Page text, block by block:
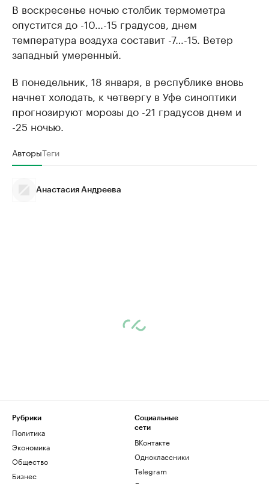
В воскресенье ночью столбик термометра
опустится до -10…-15 градусов, днем
температура воздуха составит -7…-15. Ветер
западный умеренный.
В понедельник, 18 января, в республике вновь
начнет холодать, к четвергу в Уфе синоптики
прогнозируют морозы до -21 градусов днем и
-25 ночью.
АвторыТеги
Анастасия Андреева
Рубрики
Политика
Экономика
Общество
Бизнес
Социальные
сети
ВКонтакте
Одноклассники
Telegram